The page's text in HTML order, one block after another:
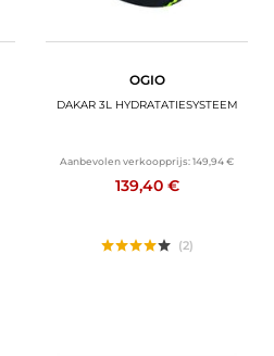
OGIO
DAKAR 3L HYDRATATIESYSTEEM
Aanbevolen verkoopprijs:149,94 €
139,40 €
(2)